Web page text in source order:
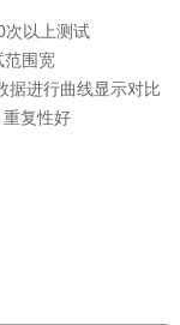
以上测试
围宽
据进行曲线显示对比
复性好